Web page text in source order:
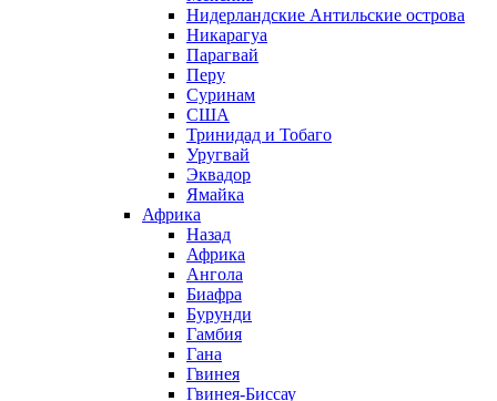
Нидерландские Антильские острова
Никарагуа
Парагвай
Перу
Суринам
США
Тринидад и Тобаго
Уругвай
Эквадор
Ямайка
Африка
Назад
Африка
Ангола
Биафра
Бурунди
Гамбия
Гана
Гвинея
Гвинея-Биссау